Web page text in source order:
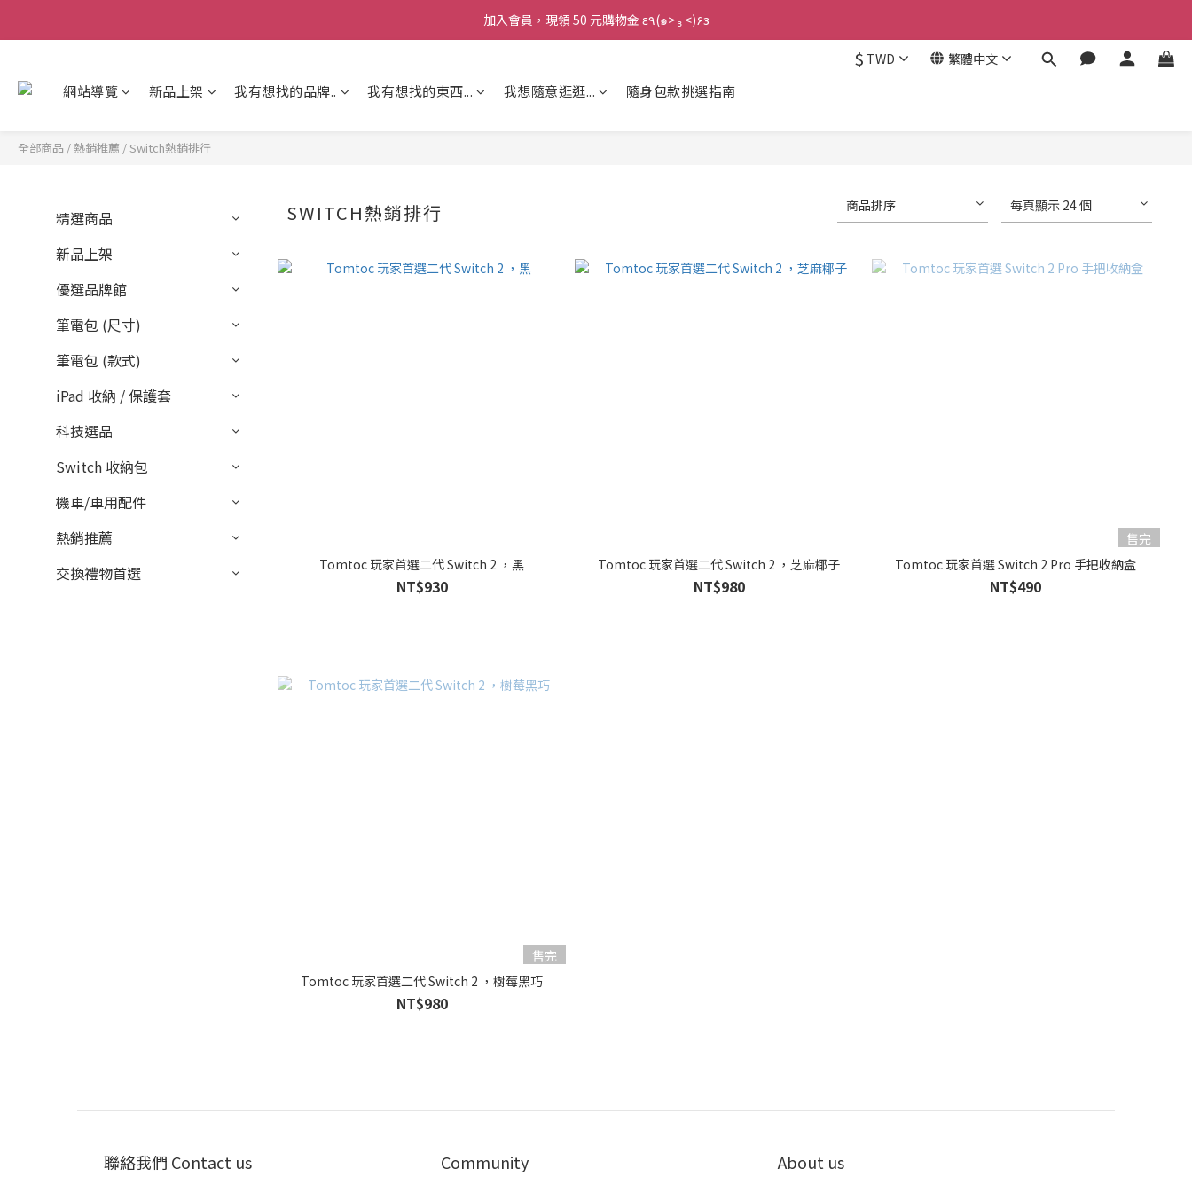
加入會員，現領 50 元購物金 ε٩(๑> ₃ <)۶з
加入會員，現領 50 元購物金 ε٩(๑> ₃ <)۶з
加入會員，現領 50 元購物金 ε٩(๑> ₃ <)۶з
$ TWD 繁體中文
網站導覽 新品上架 我有想找的品牌.. 我有想找的東西... 我想隨意逛逛... 隨身包款挑選指南
全部商品 /熱銷推薦 /Switch熱銷排行
精選商品
新品上架
優選品牌館
筆電包 (尺寸)
筆電包 (款式)
iPad 收納 / 保護套
科技選品
Switch 收納包
機車/車用配件
熱銷推薦
交換禮物首選
SWITCH熱銷排行 商品排序 每頁顯示 24 個
Tomtoc 玩家首選二代 Switch 2 ，黑
NT$930
Tomtoc 玩家首選二代 Switch 2 ，芝麻椰子
NT$980
售完
Tomtoc 玩家首選 Switch 2 Pro 手把收納盒
NT$490
售完
Tomtoc 玩家首選二代 Switch 2 ，樹莓黑巧
NT$980
聯絡我們 Contact us Community About us